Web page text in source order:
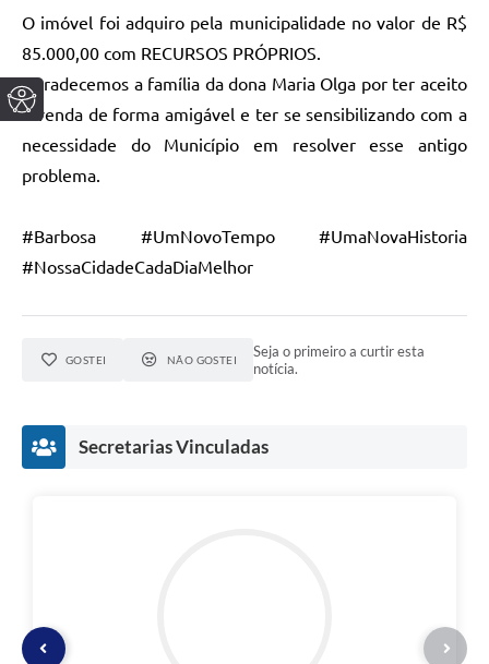
O imóvel foi adquiro pela municipalidade no valor de R$
85.000,00 com RECURSOS PRÓPRIOS.
Agradecemos a família da dona Maria Olga por ter aceito
a venda de forma amigável e ter se sensibilizando com a
necessidade do Município em resolver esse antigo
problema.
#Barbosa #UmNovoTempo #UmaNovaHistoria
#NossaCidadeCadaDiaMelhor
GOSTEI NÃO GOSTEI
Seja o primeiro a curtir esta
notícia.
Secretarias Vinculadas